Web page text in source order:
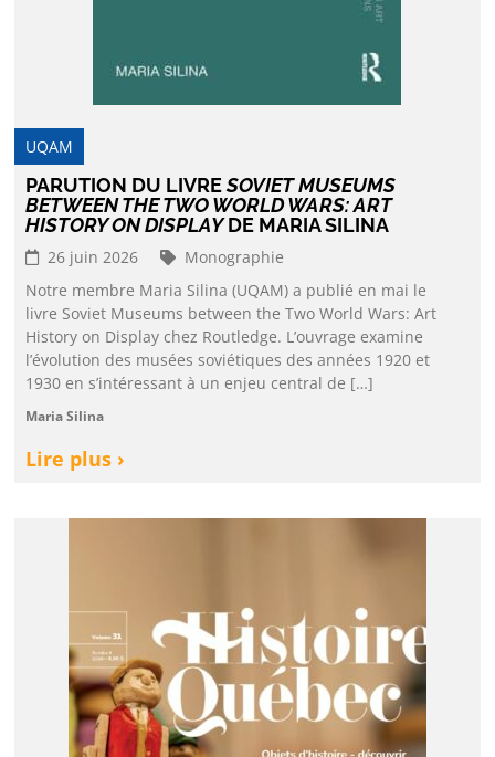
UQAM
PARUTION DU LIVRESOVIET MUSEUMS
BETWEEN THE TWO WORLD WARS: ART
HISTORY ON DISPLAYDE MARIA SILINA
26 juin 2026
Monographie
Notre membre Maria Silina (UQAM) a publié en mai le
livre Soviet Museums between the Two World Wars: Art
History on Display chez Routledge. L’ouvrage examine
l’évolution des musées soviétiques des années 1920 et
1930 en s’intéressant à un enjeu central de […]
Maria Silina
Lire plus ›